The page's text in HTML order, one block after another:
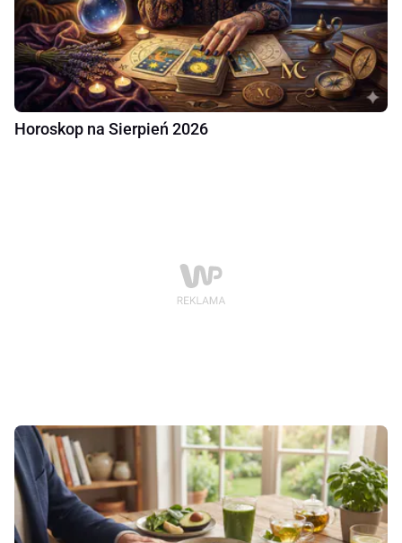
Horoskop na Sierpień 2026